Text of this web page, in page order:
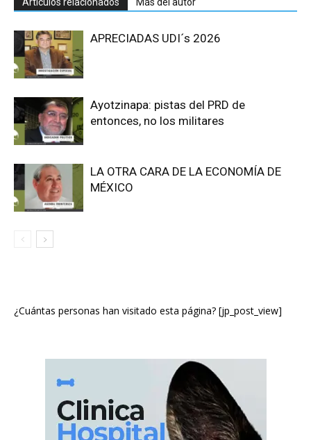
APRECIADAS UDI´s 2026
Ayotzinapa: pistas del PRD de
entonces, no los militares
LA OTRA CARA DE LA ECONOMÍA DE
MÉXICO
¿Cuántas personas han visitado esta página? [jp_post_view]